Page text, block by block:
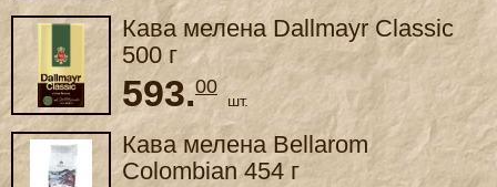
Кава мелена Dallmayr Classic
500 г
593.00
шт.
Кава мелена Bellarom
Colombian 454 г